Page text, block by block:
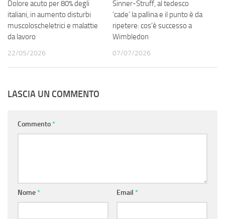
Dolore acuto per 80% degli
italiani, in aumento disturbi
muscoloscheletrici e malattie
da lavoro
22/05/2026
Sinner-Struff, al tedesco
‘cade’ la pallina e il punto è da
ripetere: cos’è successo a
Wimbledon
07/07/2026
LASCIA UN COMMENTO
Commento*
Nome* Email *